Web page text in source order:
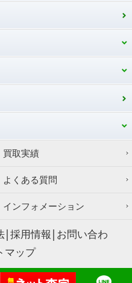
買取実績
よくある質問
インフォメーション
採用情報
お問い合わ
マップ
All Rights Reserved.